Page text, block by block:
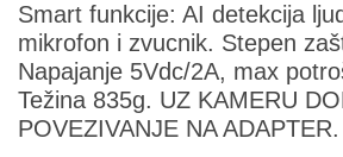
Smart funkcije: AI detekcija
mikrofon i zvucnik. Stepen
Napajanje 5Vdc/2A, max
Težina 835g. UZ KAMERU
POVEZIVANJE NA ADAPTER.